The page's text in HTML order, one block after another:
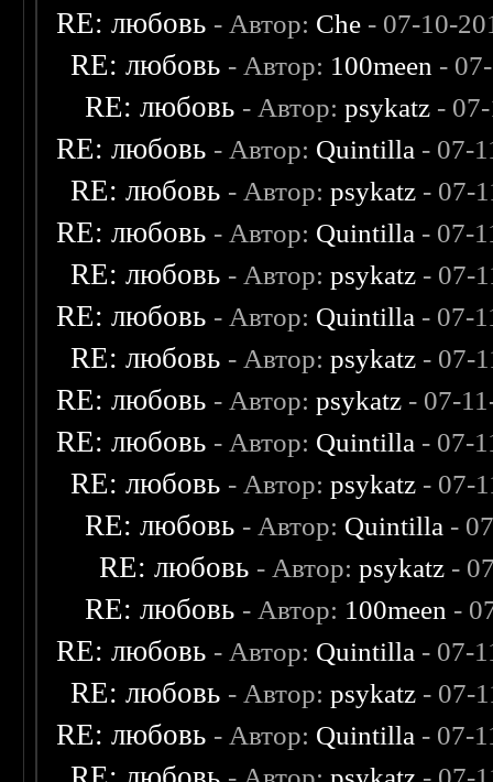
RE: любовь - Автор: Che - 07-10-
RE: любовь - Автор: 100meen -
RE: любовь - Автор:psykatz -
RE: любовь - Автор: Quintilla - 07-
RE: любовь - Автор:psykatz - 07-
RE: любовь - Автор: Quintilla - 07-
RE: любовь - Автор:psykatz - 07-
RE: любовь - Автор: Quintilla - 07-
RE: любовь - Автор:psykatz - 07-
RE: любовь - Автор:psykatz - 07-
RE: любовь - Автор: Quintilla - 07-
RE: любовь - Автор:psykatz - 07-
RE: любовь - Автор: Quintilla -
RE: любовь - Автор:psykatz -
RE: любовь - Автор: 100meen -
RE: любовь - Автор: Quintilla - 07-
RE: любовь - Автор:psykatz - 07-
RE: любовь - Автор: Quintilla - 07-